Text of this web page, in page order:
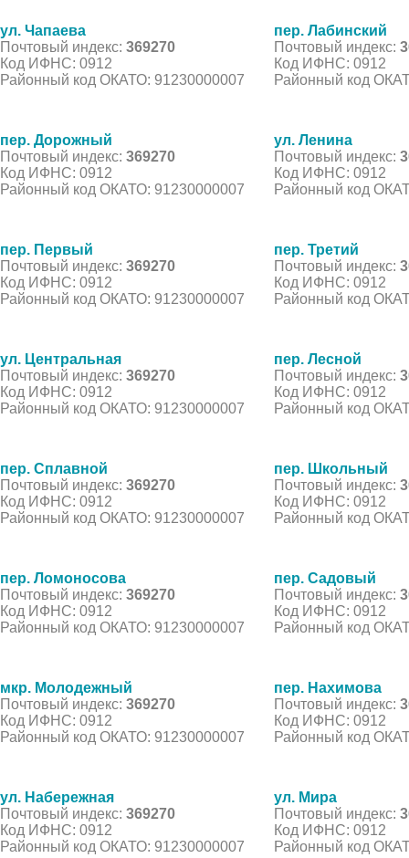
ул. Чапаева
Почтовый индекс: 369270
Код ИФНС: 0912
Районный код ОКАТО: 91230000007
пер. Лабинский
Почтовый индекс:
Код ИФНС: 0912
Районный код
пер. Дорожный
Почтовый индекс: 369270
Код ИФНС: 0912
Районный код ОКАТО: 91230000007
ул. Ленина
Почтовый индекс:
Код ИФНС: 0912
Районный код
пер. Первый
Почтовый индекс: 369270
Код ИФНС: 0912
Районный код ОКАТО: 91230000007
пер. Третий
Почтовый индекс:
Код ИФНС: 0912
Районный код
ул. Центральная
Почтовый индекс: 369270
Код ИФНС: 0912
Районный код ОКАТО: 91230000007
пер. Лесной
Почтовый индекс:
Код ИФНС: 0912
Районный код
пер. Сплавной
Почтовый индекс: 369270
Код ИФНС: 0912
Районный код ОКАТО: 91230000007
пер. Школьный
Почтовый индекс:
Код ИФНС: 0912
Районный код
пер. Ломоносова
Почтовый индекс: 369270
Код ИФНС: 0912
Районный код ОКАТО: 91230000007
пер. Садовый
Почтовый индекс:
Код ИФНС: 0912
Районный код
мкр. Молодежный
Почтовый индекс: 369270
Код ИФНС: 0912
Районный код ОКАТО: 91230000007
пер. Нахимова
Почтовый индекс:
Код ИФНС: 0912
Районный код
ул. Набережная
Почтовый индекс: 369270
Код ИФНС: 0912
Районный код ОКАТО: 91230000007
ул. Мира
Почтовый индекс:
Код ИФНС: 0912
Районный код